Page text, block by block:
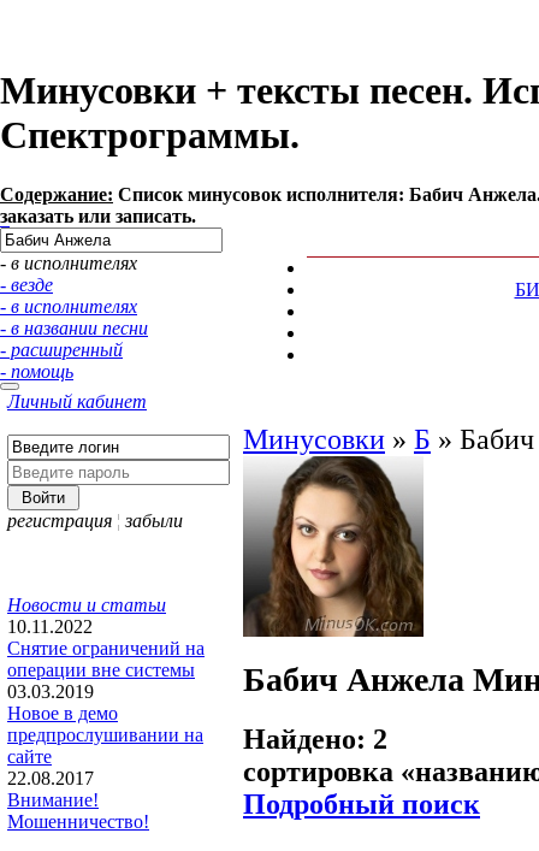
Минусовки + тексты песен.
Спектрограммы.
Содержание: Список минусовок исполнителя: Бабич
заказать или записать.
- в исполнителях
- везде
- в исполнителях
- в названии песни
- расширенный
- помощь
Личный кабинет
регистрация ¦ забыли
Новости и статьи
10.11.2022
Снятие ограничений на
операции вне системы
03.03.2019
Новое в демо
предпрослушивании на
сайте
22.08.2017
Внимание!
Мошенничество!
Минусовки » Б »
Бабич Анжела
Найдено: 2
сортировка «
Подробный поиск